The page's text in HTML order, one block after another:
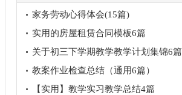
家务劳动心得体会(15篇)
实用的房屋租赁合同模板6篇
关于初三下学期教学教学计划集锦6篇
教案作业检查总结（通用6篇）
【实用】教学实习教学总结4篇